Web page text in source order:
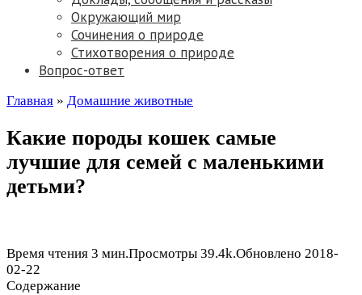
Окружающий мир
Сочинения о природе
Стихотворения о природе
Вопрос-ответ
Главная » Домашние животные
Какие породы кошек самые
лучшие для семей с маленькими
детьми?
Время чтения 3 мин.Просмотры 39.4k.Обновлено 2018-
02-22
Содержание